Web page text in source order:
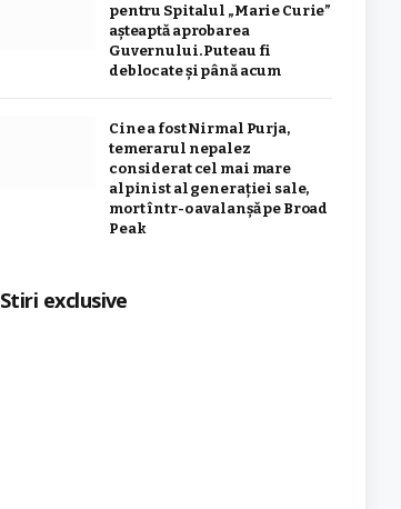
pentru Spitalul „Marie Curie”
așteaptă aprobarea
Guvernului. Puteau fi
deblocate și până acum
Cine a fost Nirmal Purja,
temerarul nepalez
considerat cel mai mare
alpinist al generației sale,
mort într-o avalanșă pe Broad
Peak
Stiri exclusive